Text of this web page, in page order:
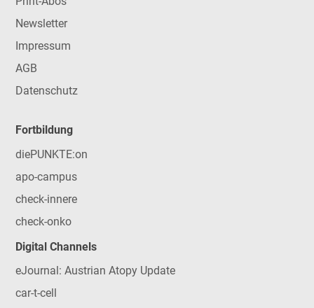
Newsletter
Impressum
AGB
Datenschutz
Fortbildung
diePUNKTE:on
apo-campus
check-innere
check-onko
Digital Channels
eJournal: Austrian Atopy Update
car-t-cell